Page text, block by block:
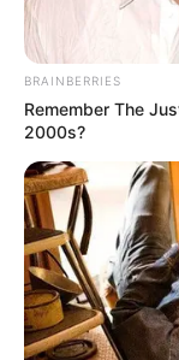
BRAINBERRIES
Remember The
2000s?